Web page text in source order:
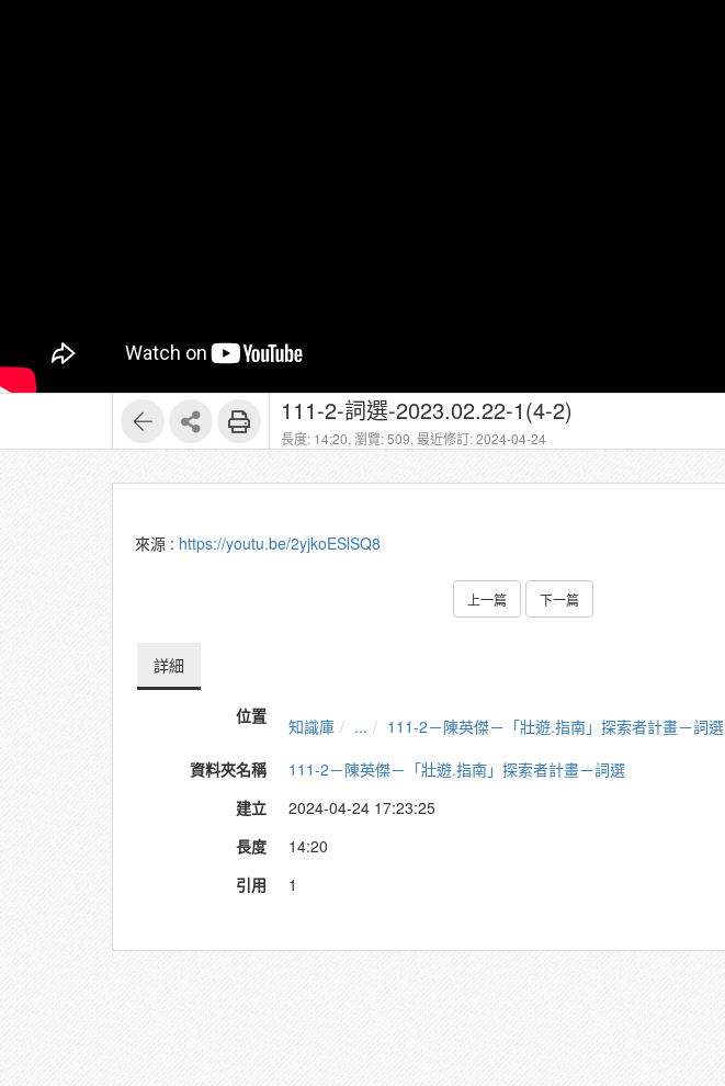
111-2-詞選-2023.02.22-1(4-2)
長度: 14:20, 瀏覽: 509, 最近修訂: 2024-04-24
來源 : https://youtu.be/2yjkoESlSQ8
上一篇 下一篇
詳細
位置 知識庫 ...
111-2－陳英傑－「壯遊.指南」探索者計畫－詞選
資料夾名稱
111-2－陳英傑－「壯遊.指南」探索者計畫－詞選
建立
2024-04-24 17:23:25
長度
14:20
引用
1